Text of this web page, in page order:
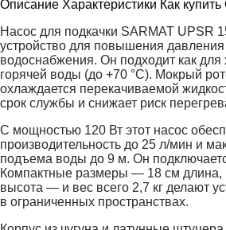
Описание Характеристики Как купить
Насос для подкачки SARMAT UPSR
устройство для повышения
водоснабжения. Он подходит как для
горячей воды (до +70 °C). Мокрый
охлаждается перекачиваемой
срок службы и снижает риск
С мощностью 120 Вт этот насос
производительность до 25 л/мин и
подъема воды до 9 м. Он
Компактные размеры — 18 см длина,
высота — и вес всего 2,7 кг делают
в ограниченных пространствах.